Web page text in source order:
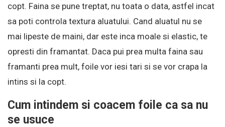
copt. Faina se pune treptat, nu toata o data, astfel incat
sa poti controla textura aluatului. Cand aluatul nu se
mai lipeste de maini, dar este inca moale si elastic, te
opresti din framantat. Daca pui prea multa faina sau
framanti prea mult, foile vor iesi tari si se vor crapa la
intins si la copt.
Cum intindem si coacem foile ca sa nu
se usuce